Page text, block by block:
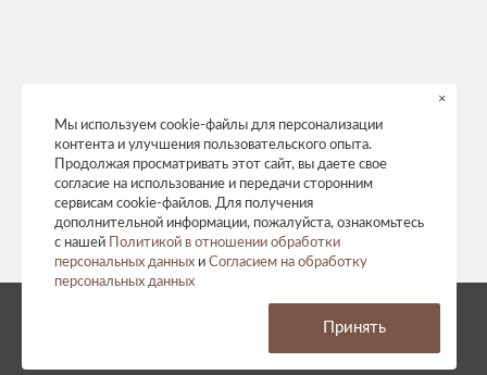
© 2026 год. Все права защищены.
Согласие на обработку персональных данных
Мы используем cookie-файлы для персонализации
контента и улучшения пользовательского опыта.
Продолжая просматривать этот сайт, вы даете свое
согласие на использование и передачи сторонним
сервисам cookie-файлов. Для получения
дополнительной информации, пожалуйста, ознакомьтесь
с нашей
Политикой в отношении обработки
персональных данных и Согласием на обработку
персональных данных
×
Принять